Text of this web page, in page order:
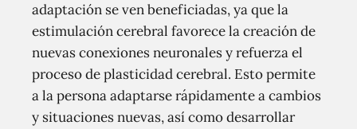
adaptación se ven beneficiadas, ya que la
estimulación cerebral favorece la creación de
nuevas conexiones neuronales y refuerza el
proceso de plasticidad cerebral. Esto permite
a la persona adaptarse rápidamente a cambios
y situaciones nuevas, así como desarrollar